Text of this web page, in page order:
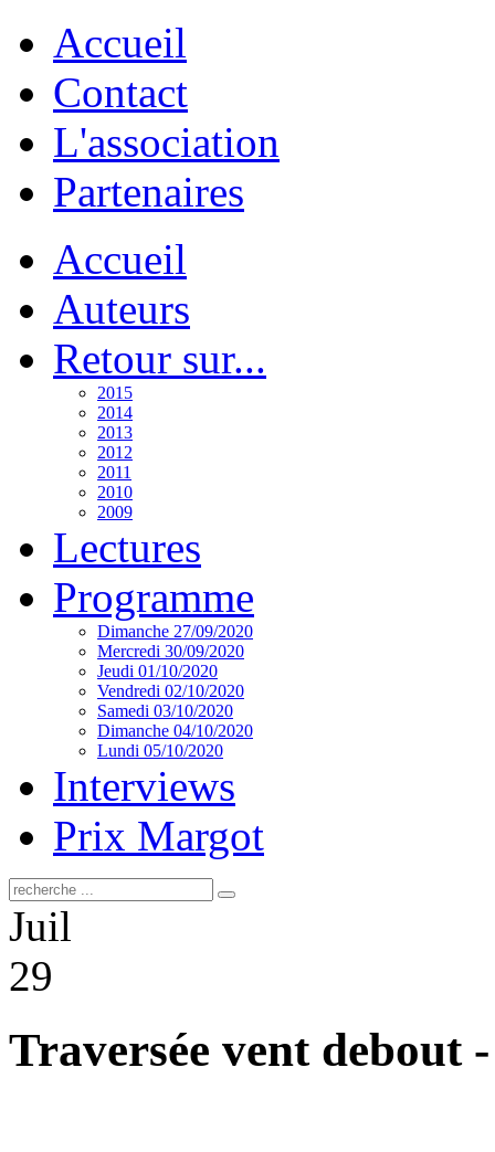
Accueil
Contact
L'association
Partenaires
Accueil
Auteurs
Retour sur...
2015
2014
2013
2012
2011
2010
2009
Lectures
Programme
Dimanche 27/09/2020
Mercredi 30/09/2020
Jeudi 01/10/2020
Vendredi 02/10/2020
Samedi 03/10/2020
Dimanche 04/10/2020
Lundi 05/10/2020
Interviews
Prix Margot
Juil
29
Traversée vent debout